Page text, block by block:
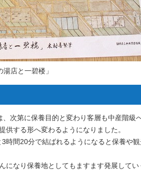
湯店と一碧楼」
次第に保養目的と変わり客層も中産階級
供する形へ変わるようになりました。
時間20分で結ばれるようになると保養や
になり保養地としてもますます発展してい